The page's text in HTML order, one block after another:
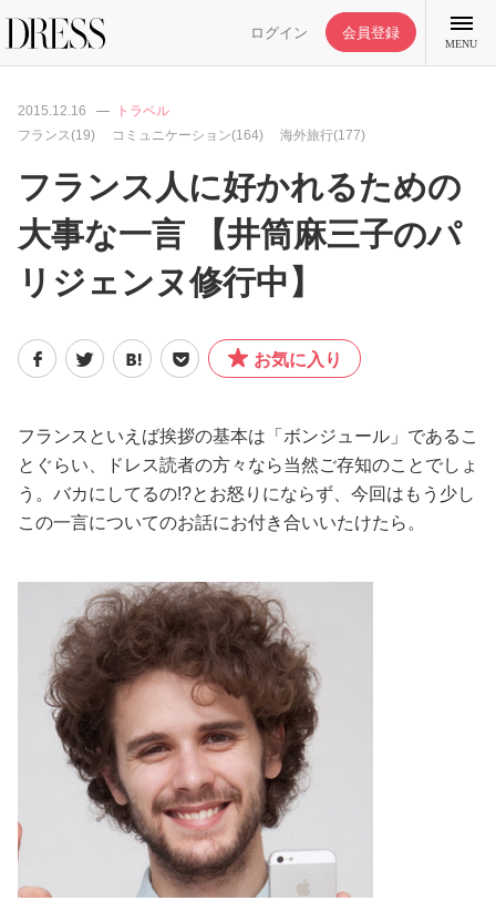
ログイン 会員登録
MENU
DRESS部活
ライフスタイル
恋愛/結婚/離婚
ワークスタイル
妊娠/出産/家族
ココロ/カラダ
グルメ
トラベル
2015.12.16
トラベル
フランス(19)
コミュニケーション(164) 海外旅行(177)
フランス人に好かれるための
大事な一言 【井筒麻三子のパ
リジェンヌ修行中】
お気に入り
フランスといえば挨拶の基本は「ボンジュール」であるこ
とぐらい、ドレス読者の方々なら当然ご存知のことでしょ
う。バカにしてるの!?とお怒りにならず、今回はもう少し
この一言についてのお話にお付き合いいたけたら。